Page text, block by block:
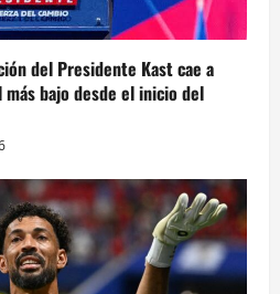
del Presidente Kast cae a
bajo desde el inicio del